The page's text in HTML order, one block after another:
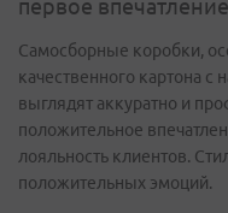
первое
Самосборные коробки,
качественного картона
выглядят аккуратно и
положительное
лояльность клиентов.
положительных эмоций.